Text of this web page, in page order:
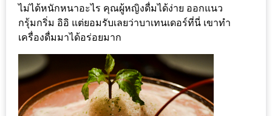
ลุ้น
รับ
GIFT
VOUCHER
รับ
ประทาน
ไม่ได้หนักหนาอะไร คุณผู้หญิงดื่มได้ง่าย ออกแนว
กรุ้มกริ่ม อิอิ แต่ยอมรับเลยว่าบาเทนเดอร์ที่นี่ เขาทำ
เครื่องดื่มมาได้อร่อยมาก